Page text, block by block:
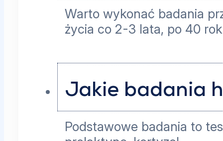
Warto wykonać badania
życia co 2-3 lata, po 40
Jakie badania
Podstawowe badania to